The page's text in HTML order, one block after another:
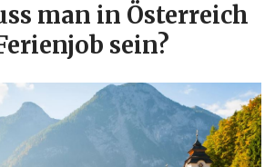
man in Österreich
sein?